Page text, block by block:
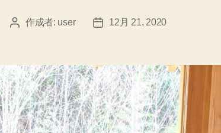
投 作成者: user
投
12月 21, 2020